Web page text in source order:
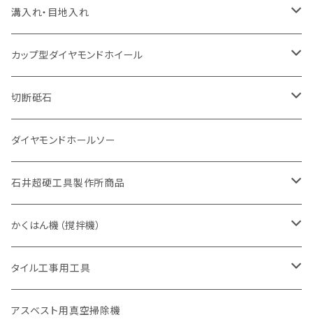
一般道路カッター用
セグメント（特殊凸凹加工チップ
セグメント
セグメント（特殊凸凹加工チップ
インターロッキング切断用
セグメントタイプ
一般道路カッター用
鋳鉄管切断用
セグメントタイプ
埋設鋳鉄管工事対応タイプ
ヒューム管・U字溝切断用
セグメント
セグメント（特殊凸凹加工チップ
アスファルト切断用
一般道路カッター用
セグメント（特殊凸凹加工チップ
セグメント
セグメント（特殊凸凹加工チップ
レンガ切断用
セグメント
セグメント（特殊凸凹加工チップ
インターロッキング切断用
セグメントタイプ
一般道路カッター用
鋳鉄管切断用
セグメントタイプ
埋設鋳鉄管工事対応タイプ
ヒューム管・U字溝切断用
セグメントタイプ
セグメント（特殊凸凹加工チップ
アスファルト切断用
一般道路カッター用
一般道路カッター用
セグメントタイプ
インターロッキング切断用
セグメントタイプ
一般道路カッター用
鋳鉄管切断用
セグメントタイプ
埋設鋳鉄管工事対応タイプ
ヒューム管・U字溝切断用
セグメントタイプ
アスファルト切断用
一般道路カッター用
有効長 250mm
有効長 370mm
Ｃロット
有効長 250mm
M27
有効長 250mm
道路（アスファルト用）
255mm（10インチ）
305mm（12インチ）
道路（コンクリート舗装面）
255mm（10インチ）
305mm（12インチ）
道路（アス・コン兼用）
305mm（12インチ）
355mm（14インチ）
溝入れ・目地入れ
V型チップ
ストレート型チップ
U型チップ
カップ型ダイヤモンドホイール
100mm（4インチ）
125mm（5インチ）
切断砥石
金属用
305mm（12インチ）
355mm（14インチ）
非金属用
305mm（12インチ）
355mm（14インチ）
ダイヤモンドホールソー
石井超硬工具製作所商品
押し切り（タイル切断機）
本体
電動切断機
本体
ブリック＆ブロック用切断機
かくはん機（撹拌機）
本体
低速回転
付属品
タイル工事用工具
手動工具
アスベスト用真空掃除機